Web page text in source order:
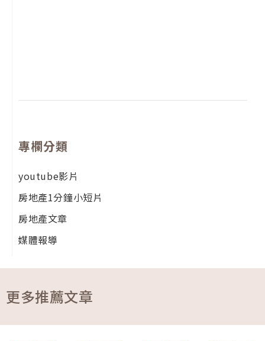
專欄分類
youtube影片
房地產1分鐘小短片
房地產文章
媒體報導
更多推薦文章